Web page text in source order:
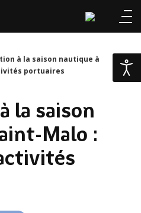
à la saison nautique à
portuaires
la saison
Malo :